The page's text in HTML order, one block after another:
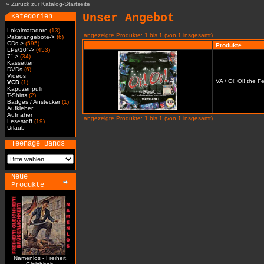
» Zurück zur Katalog-Startseite
Kategorien
Lokalmatadore (13)
Paketangebote-> (6)
CDs-> (595)
LPs/10"-> (453)
7"-> (34)
Kassetten
DVDs (6)
Videos
VCD (1)
Kapuzenpulli
T-Shirts (2)
Badges / Anstecker(1)
Aufkleber
Aufnäher
Lesestoff (19)
Urlaub
Teenage Bands
Neue
Produkte
Namenlos - Freiheit,
Unser Angebot
angezeigte Produkte: 1 bis 1 (von 1 insgesamt)
Produkte
VA / Oi! Oi! the
angezeigte Produkte: 1 bis 1 (von 1 insgesamt)